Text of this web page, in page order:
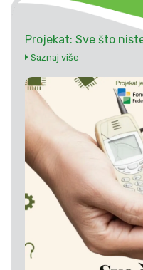
Projekat: Sve što
Saznaj više